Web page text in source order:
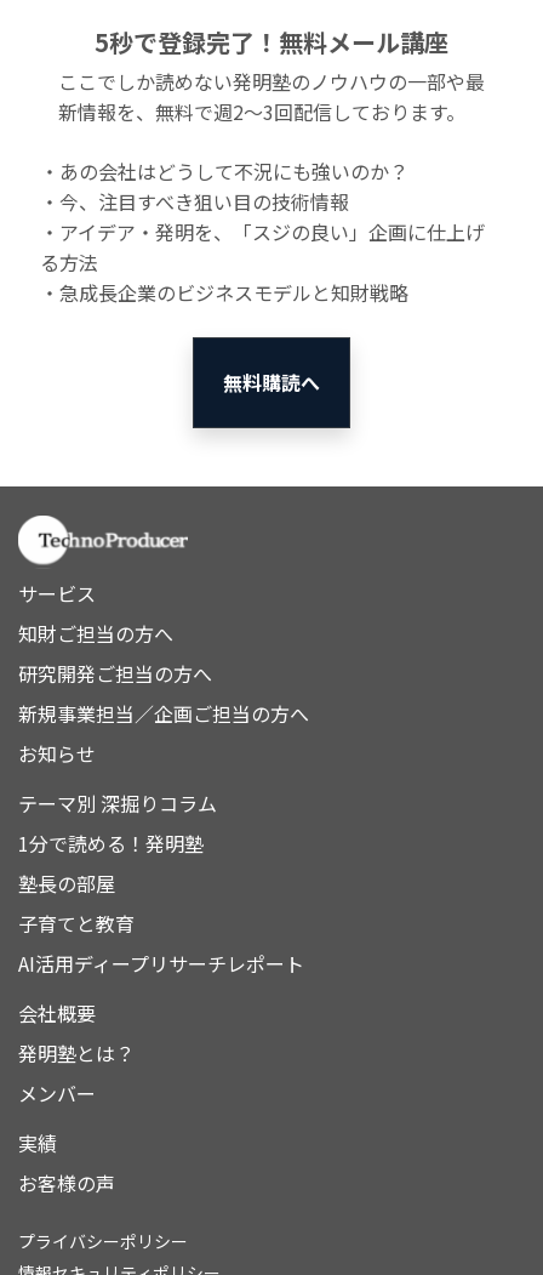
5秒で登録完了！無料メール講座
ここでしか読めない発明塾のノウハウの一部や最
新情報を、無料で週2〜3回配信しております。
・あの会社はどうして不況にも強いのか？
・今、注目すべき狙い目の技術情報
・アイデア・発明を、「スジの良い」企画に仕上げ
る方法
・急成長企業のビジネスモデルと知財戦略
無料購読へ
サービス
知財ご担当の方へ
研究開発ご担当の方へ
新規事業担当／企画ご担当の方へ
お知らせ
テーマ別 深掘りコラム
1分で読める！発明塾
塾長の部屋
子育てと教育
AI活用ディープリサーチレポート
会社概要
発明塾とは？
メンバー
実績
お客様の声
プライバシーポリシー